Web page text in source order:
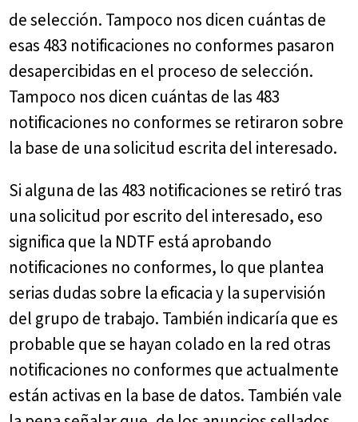
de selección. Tampoco nos dicen cuántas de
esas 483 notificaciones no conformes pasaron
desapercibidas en el proceso de selección.
Tampoco nos dicen cuántas de las 483
notificaciones no conformes se retiraron sobre
la base de una solicitud escrita del interesado.
Si alguna de las 483 notificaciones se retiró tras
una solicitud por escrito del interesado, eso
significa que la NDTF está aprobando
notificaciones no conformes, lo que plantea
serias dudas sobre la eficacia y la supervisión
del grupo de trabajo. También indicaría que es
probable que se hayan colado en la red otras
notificaciones no conformes que actualmente
están activas en la base de datos. También vale